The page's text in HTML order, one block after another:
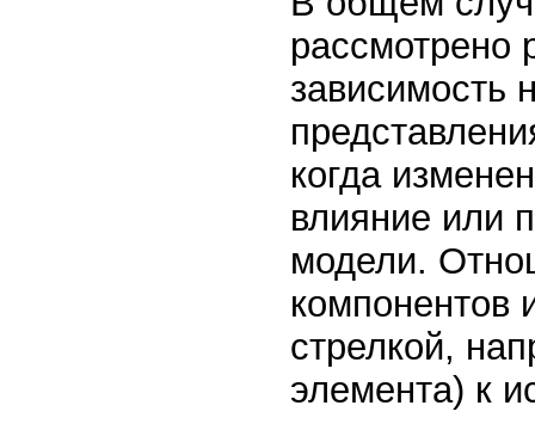
рассмотрено
зависимость
когда
влияние или
модели.
компонентов
стрелкой,
элемента) к